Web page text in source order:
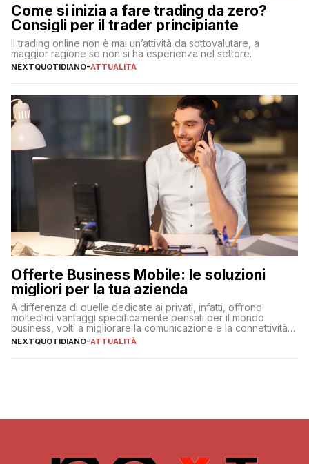
Come si inizia a fare trading da zero?
Consigli per il trader principiante
Il trading online non è mai un’attività da sottovalutare, a
maggior ragione se non si ha esperienza nel settore.
NEXTQUOTIDIANO-ATTUALITÀ
Offerte Business Mobile: le soluzioni
migliori per la tua azienda
A differenza di quelle dedicate ai privati, infatti, offrono
molteplici vantaggi specificamente pensati per il mondo
business, volti a migliorare la comunicazione e la connettività
degli utenti
NEXTQUOTIDIANO-ATTUALITÀ